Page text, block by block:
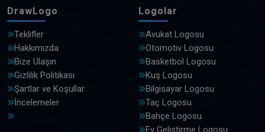
DrawLogo
Teklifler
Hakkımızda
Bize Ulaşın
Gizlilik Politikası
Şartlar ve Koşullar
İncelemeler
Logolar
Avukat Logosu
Otomotiv Logosu
Basketbol Logosu
Kuş Logosu
Bilgisayar Logosu
Taç Logosu
Bahçe Logosu
Ev Geliştirme Logosu